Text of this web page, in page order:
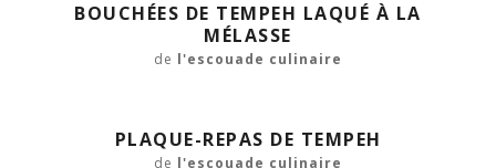
BOUCHÉES DE TEMPEH LAQUÉ À LA
MÉLASSE
de l'escouade culinaire
PLAQUE-REPAS DE TEMPEH
de l'escouade culinaire